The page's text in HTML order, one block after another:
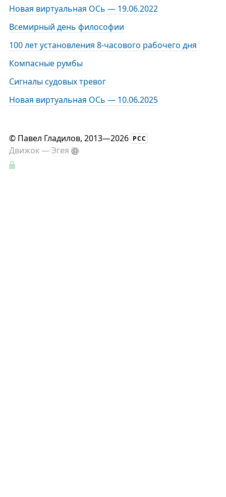
Новая виртуальная ОСь — 19.06.2022
Всемирный день философии
100 лет установления 8-часового рабочего дня
Компасные румбы
Сигналы судовых тревог
Новая виртуальная ОСь — 10.06.2025
© Павел Гладилов, 2013—2026 РСС
Движок —Эгея